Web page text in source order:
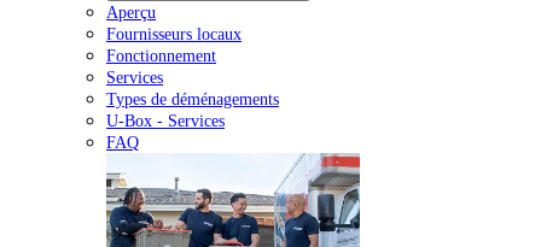
Aperçu
Fournisseurs locaux
Fonctionnement
Services
Types de déménagements
U-Box - Services
FAQ